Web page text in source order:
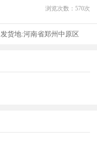
浏览次数： 570次
发货地:河南省郑州中原区